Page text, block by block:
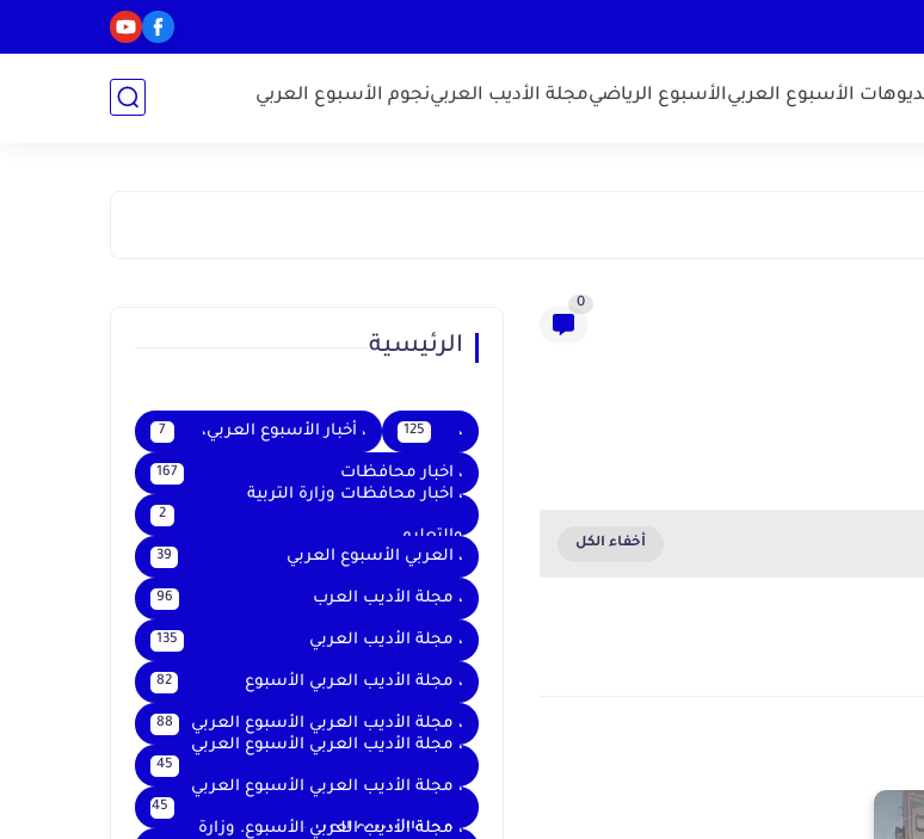
الأسبوع العربيالأسبوع الرياضيمجلة الأديب العربينجوم الأسبوع العربي
0
الرئيسية
، 125 ، أخبار الأسبوع العربي، 7
، اخبار محافظات 167
، اخبار محافظات وزارة التربية
والتعليم
2
، العربي الأسبوع العربي 39
، مجلة الأديب العرب 96
، مجلة الأديب العربي 135
، مجلة الأديب العربي الأسبوع 82
، مجلة الأديب العربي الأسبوع العربي 88
، مجلة الأديب العربي الأسبوع العربي
،
45
، مجلة الأديب العربي الأسبوع العربي
، مجلةالأسبوع العربي
45
، مجلة الأديب العربي الأسبوع. وزارة